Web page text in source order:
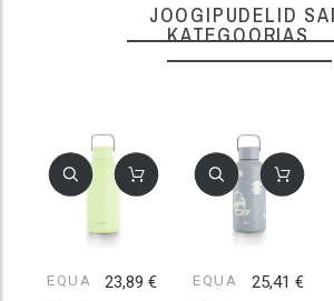
JOOGIPUDELID
KATEGOORIAS
EQUA 23,89 € EQUA 25,41 €